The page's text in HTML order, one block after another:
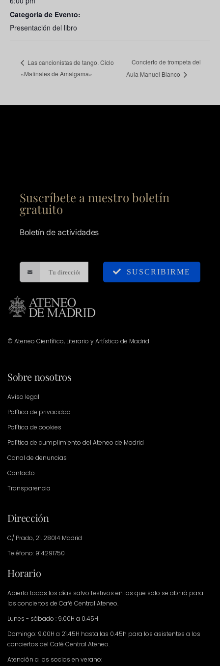
Categoría de Evento:
Presentación del libro
Las cancionistas de tango. Ciclo
«Matinales de Amalgama»
Concierto de trompeta del
Aula Manuel Blanco
Suscríbete a nuestro boletín
gratuito
Boletín de actividades
SUSCRIBIRME
© Ateneo Científico, Literario y Artístico de Madrid
Sobre nosotros
Aviso legal
Política de privacidad
Política de cookies
Política de cumplimiento del Ateneo de Madrid
Canal de denuncias
Contacto
Transparencia
Dirección
C/ Prado, 21. 28014 Madrid
Teléfono: 914291750
Horario
Abierto todos los días salvo festivos en los que solo se abrirá para
los conciertos de Café Central Ateneo.
Lunes - sábado : 9.00H a 0.45H
Domingo: 9.00H a 21.45H hasta las 0.45h para los asistentes a los
conciertos del Café Central Ateneo.
Atención a los socios en verano: